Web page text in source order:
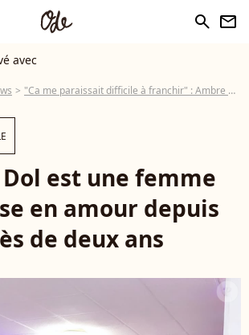
search newsletter
avec
"Ca me paraissait difficile à franchir" : Ambre Dol (Familles nombreuses) face à l'impossible, la mère de famille dévoile comment elle a réussi à aller de l'avant
est une femme
en amour depuis
de deux ans